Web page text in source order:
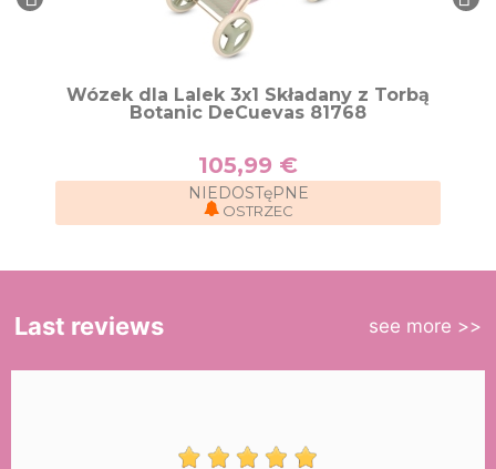
Wózek dla Lalek 3x1 Składany z Torbą
Botanic DeCuevas 81768
105,99 €
NIEDOSTęPNE
OSTRZEC
Last reviews see more >>